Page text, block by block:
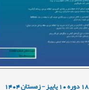
دوره پاییز - زمستان1404